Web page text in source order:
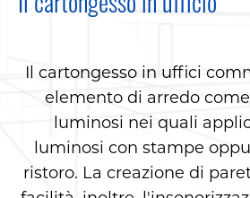
Il cartongesso in ufficio
Il cartongesso in uffici
elemento di arredo
luminosi nei quali
luminosi con stampe
ristoro. La creazione di